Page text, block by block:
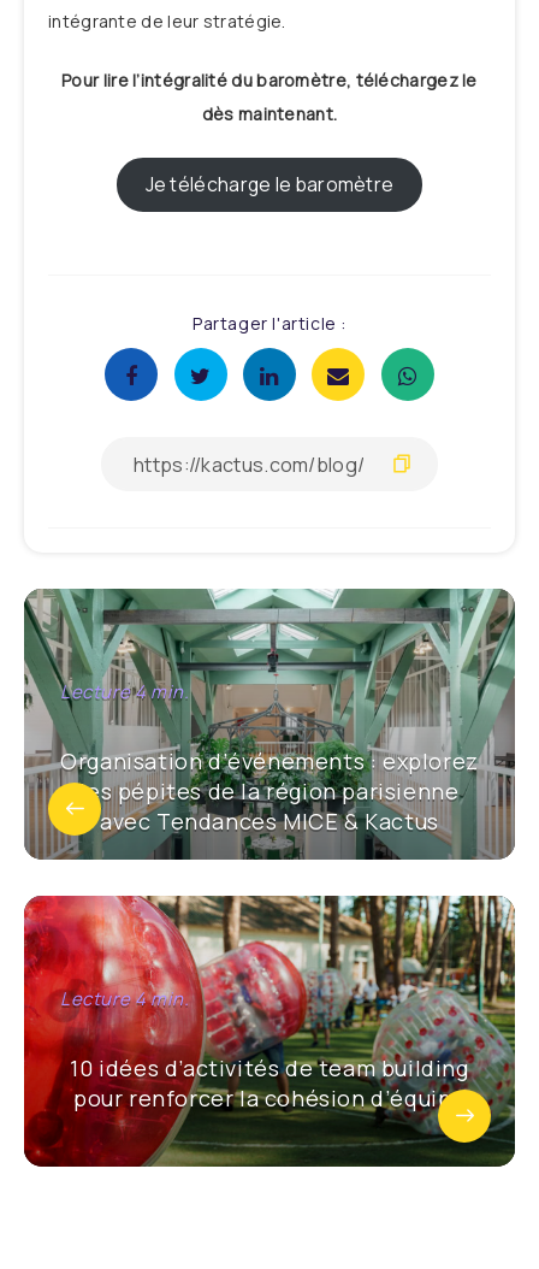
intégrante de leur stratégie.
Pour lire l’intégralité du baromètre, téléchargez le
dès maintenant.
Je télécharge le baromètre
Partager l'article :
Organisation d’événements : explorez
les pépites de la région parisienne
avec Tendances MICE & Kactus
10 idées d’activités de team building
pour renforcer la cohésion d’équipe